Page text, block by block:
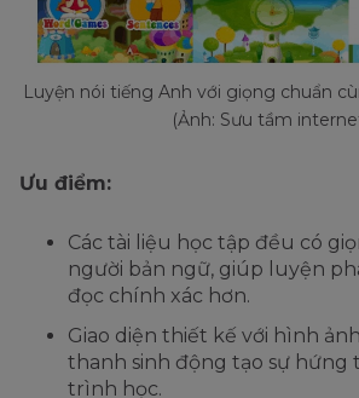
Luyện nói tiếng Anh với giọng chuẩn
(Ảnh: Sưu tầm
Ưu điểm:
Các tài liệu học tập đều có
người bản ngữ, giúp luyện
đọc chính xác hơn.
Giao diện thiết kế với hình
thanh sinh động tạo sự
trình học.